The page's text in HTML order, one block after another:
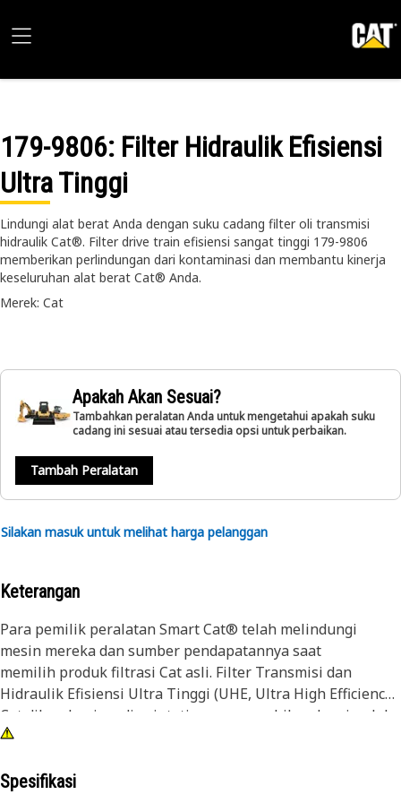
179-9806: Filter Hidraulik Efisiensi
Ultra Tinggi
Lindungi alat berat Anda dengan suku cadang filter oli transmisi
hidraulik Cat®. Filter drive train efisiensi sangat tinggi 179-9806
memberikan perlindungan dari kontaminasi dan membantu kinerja
keseluruhan alat berat Cat® Anda.
Merek: Cat
Apakah Akan Sesuai?
Tambahkan peralatan Anda untuk mengetahui apakah suku
cadang ini sesuai atau tersedia opsi untuk perbaikan.
Tambah Peralatan
Silakan masuk untuk melihat harga pelanggan
Keterangan
Para pemilik peralatan Smart Cat® telah melindungi
mesin mereka dan sumber pendapatannya saat
memilih produk filtrasi Cat asli. Filter Transmisi dan
Hidraulik Efisiensi Ultra Tinggi (UHE, Ultra High Efficiency)
Cat dilengkapi media sintetis yang menghilangkan jumlah
partikel halus yang lebih besar untuk kontrol kontaminasi
Spesifikasi